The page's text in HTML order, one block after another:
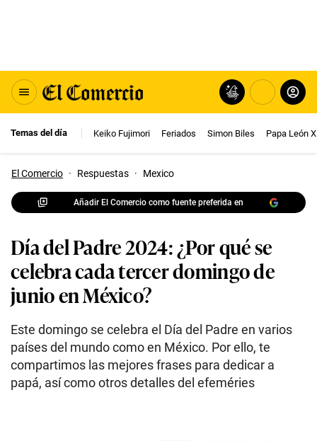
Temas del día Keiko Fujimori Feriados Simon Biles Papa León
El Comercio · Respuestas · Mexico
Añadir El Comercio como fuente preferida en
Día del Padre 2024: ¿Por qué se
celebra cada tercer domingo de
junio en México?
Este domingo se celebra el Día del Padre en varios
países del mundo como en México. Por ello, te
compartimos las mejores frases para dedicar a
papá, así como otros detalles del efeméries